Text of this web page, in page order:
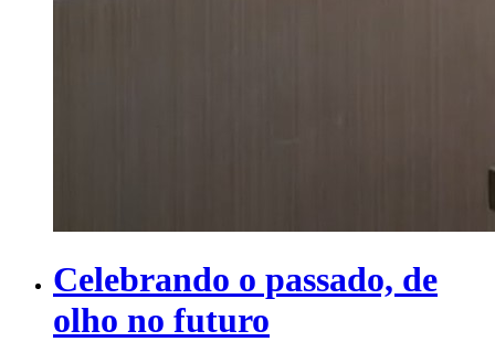
Celebrando o passado, de
olho no futuro